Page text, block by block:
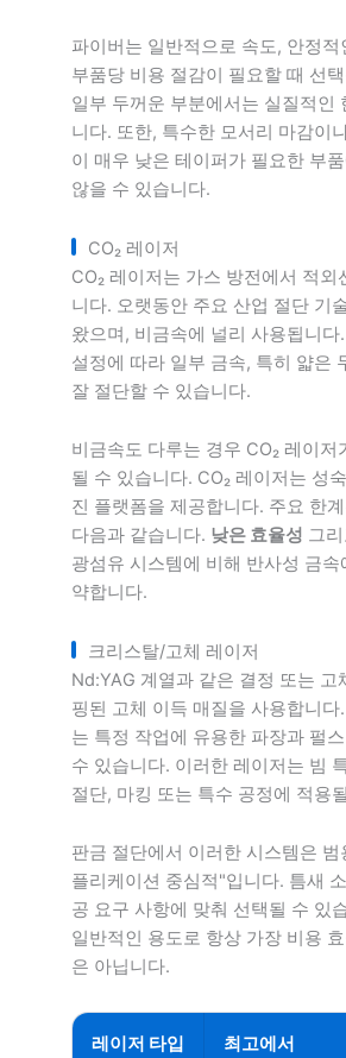
파이버는 일반적으로 속도, 안정적
부품당 비용 절감이 필요할 때 선
일부 두꺼운 부분에서는 실질적인
니다. 또한, 특수한 모서리 마감이
이 매우 낮은 테이퍼가 필요한 부
않을 수 있습니다.
CO₂ 레이저
CO₂ 레이저는 가스 방전에서 적외
니다. 오랫동안 주요 산업 절단 기
왔으며, 비금속에 널리 사용됩니다
설정에 따라 일부 금속, 특히 얇은
잘 절단할 수 있습니다.
비금속도 다루는 경우 CO₂ 레이저
될 수 있습니다. CO₂ 레이저는 성
진 플랫폼을 제공합니다. 주요 한
다음과 같습니다. 낮은 효율성 그
광섬유 시스템에 비해 반사성 금속
약합니다.
크리스탈/고체 레이저
Nd:YAG 계열과 같은 결정 또는 고
핑된 고체 이득 매질을 사용합니다
는 특정 작업에 유용한 파장과 펄
수 있습니다. 이러한 레이저는 빔
절단, 마킹 또는 특수 공정에 적용
판금 절단에서 이러한 시스템은 범
플리케이션 중심적"입니다. 틈새
공 요구 사항에 맞춰 선택될 수 있
일반적인 용도로 항상 가장 비용
은 아닙니다.
레이저 타입 최고에서